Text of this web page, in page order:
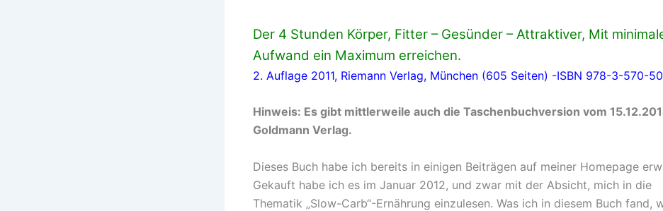
Der 4 Stunden Körper, Fitter – Gesünder – Attraktiver, Mit
Aufwand ein Maximum erreichen.
2. Auflage 2011, Riemann Verlag, München (605 Seiten) -ISBN 978-3-570-
Hinweis: Es gibt mittlerweile auch die Taschenbuchversion vom
Goldmann Verlag.
Dieses Buch habe ich bereits in einigen Beiträgen auf meiner Homepage
Gekauft habe ich es im Januar 2012, und zwar mit der Absicht, mich in die
Thematik „Slow-Carb“-Ernährung einzulesen. Was ich in diesem Buch fand,